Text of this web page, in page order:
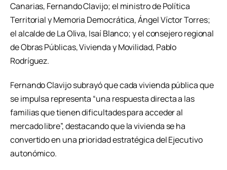
Canarias, Fernando Clavijo; el ministro de Política
Territorial y Memoria Democrática, Ángel Víctor Torres;
el alcalde de La Oliva, Isaí Blanco; y el consejero regional
de Obras Públicas, Vivienda y Movilidad, Pablo
Rodríguez.
Fernando Clavijo subrayó que cada vivienda pública que
se impulsa representa “una respuesta directa a las
familias que tienen dificultades para acceder al
mercado libre”, destacando que la vivienda se ha
convertido en una prioridad estratégica del Ejecutivo
autonómico.